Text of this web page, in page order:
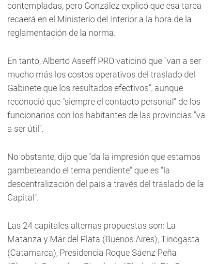
contempladas, pero González explicó que esa tarea
recaerá en el Ministerio del Interior a la hora de la
reglamentación de la norma.
En tanto, Alberto Asseff PRO vaticinó que "van a ser
mucho más los costos operativos del traslado del
Gabinete que los resultados efectivos", aunque
reconoció que "siempre el contacto personal" de los
funcionarios con los habitantes de las provincias "va
a ser útil".
No obstante, dijo que "da la impresión que estamos
gambeteando el tema pendiente" que es "la
descentralización del país a través del traslado de la
Capital".
Las 24 capitales alternas propuestas son: La
Matanza y Mar del Plata (Buenos Aires), Tinogasta
(Catamarca), Presidencia Roque Sáenz Peña